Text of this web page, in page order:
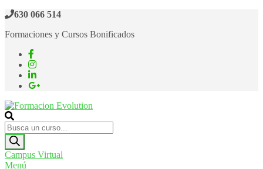
Saltar
contenido
630 066 514
Formaciones y Cursos Bonificados
Formacion Evolution
Cursos de formación continua
Búsqueda
de
productos
Campus Virtual
Menú